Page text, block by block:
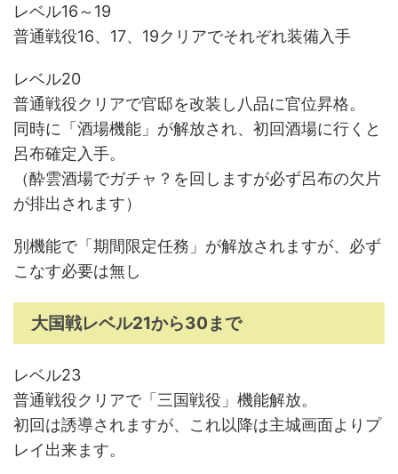
レベル16～19
普通戦役16、17、19クリアでそれぞれ装備入手
レベル20
普通戦役クリアで官邸を改装し八品に官位昇格。
同時に「酒場機能」が解放され、初回酒場に行くと
呂布確定入手。
（酔雲酒場でガチャ？を回しますが必ず呂布の欠片
が排出されます）
別機能で「期間限定任務」が解放されますが、必ず
こなす必要は無し
大国戦レベル21から30まで
レベル23
普通戦役クリアで「三国戦役」機能解放。
初回は誘導されますが、これ以降は主城画面よりプ
レイ出来ます。